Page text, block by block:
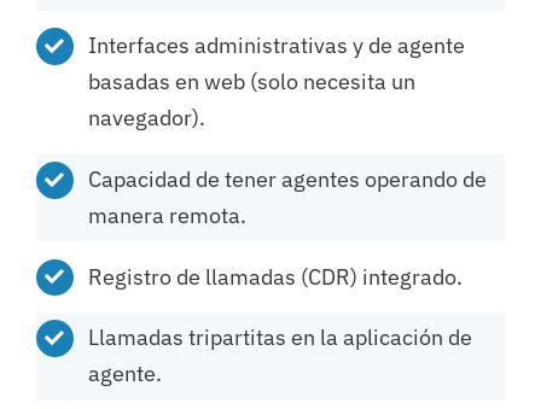
Interfaces administrativas y de agente
basadas en web (solo necesita un
navegador).
Capacidad de tener agentes operando de
manera remota.
Registro de llamadas (CDR) integrado.
Llamadas tripartitas en la aplicación de
agente.